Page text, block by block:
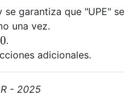
se garantiza que "UPE" se
una vez.
.
adicionales.
- 2025